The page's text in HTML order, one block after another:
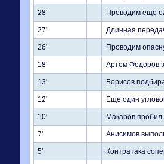
28' Проводим еще
27' Длинная
26' Проводим
18' Артем Федоров
13' Борисов
12' Еще один
10' Макаров пробил
7' Анисимов
5' Контратака